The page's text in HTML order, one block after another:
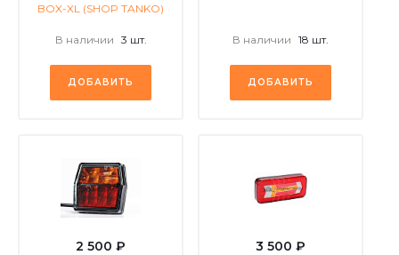
BOX-XL (SHOP TANKO)
В наличии 3 шт.
ДОБАВИТЬ
В наличии 18 шт.
ДОБАВИТЬ
2 500 ₽ 3 500 ₽